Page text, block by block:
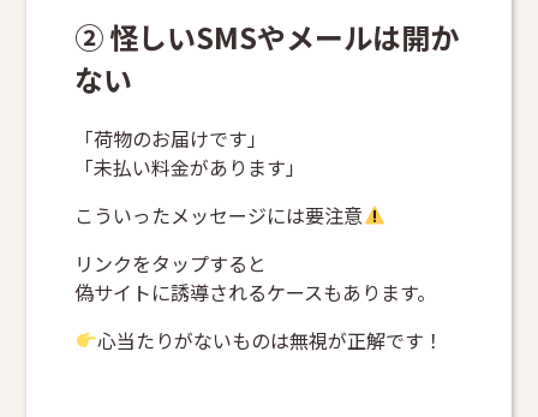
➁ 怪しいSMSやメールは開か
ない
「荷物のお届けです」
「未払い料金があります」
こういったメッセージには要注意
リンクをタップすると
偽サイトに誘導されるケースもあります。
心当たりがないものは無視が正解です！